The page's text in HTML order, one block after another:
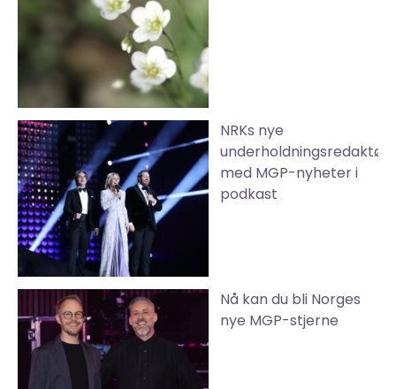
NRKs nye
underholdningsredaktør
med MGP-nyheter i
podkast
Nå kan du bli Norges
nye MGP-stjerne